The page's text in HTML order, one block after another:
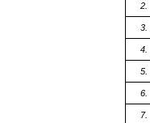
2.
3.
4.
5.
6.
7.